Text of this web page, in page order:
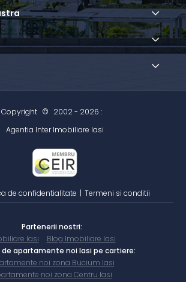
Copyright © 2002 - 2026 :
Agentia Inter Imobiliare Iasi
de confidentialitate | Termeni si conditii
Partenerii nostri:
Iasi
Blog Imobiliare Iasi
de apartamente noi Iasi pe cartiere:
noi zona Bucium Iasi
noi zona Centru Iasi